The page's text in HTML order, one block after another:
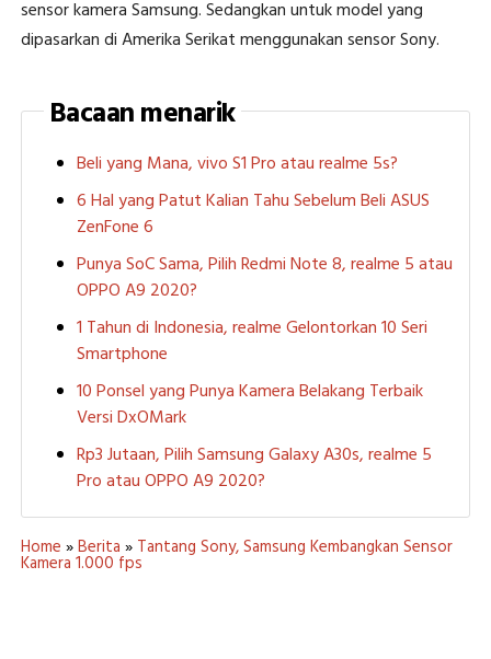
sensor kamera Samsung. Sedangkan untuk model yang
dipasarkan di Amerika Serikat menggunakan sensor Sony.
Bacaan menarik
Beli yang Mana, vivo S1 Pro atau realme 5s?
6 Hal yang Patut Kalian Tahu Sebelum Beli ASUS
ZenFone 6
Punya SoC Sama, Pilih Redmi Note 8, realme 5 atau
OPPO A9 2020?
1 Tahun di Indonesia, realme Gelontorkan 10 Seri
Smartphone
10 Ponsel yang Punya Kamera Belakang Terbaik
Versi DxOMark
Rp3 Jutaan, Pilih Samsung Galaxy A30s, realme 5
Pro atau OPPO A9 2020?
Home »Berita » Tantang Sony, Samsung Kembangkan Sensor
Kamera 1.000 fps